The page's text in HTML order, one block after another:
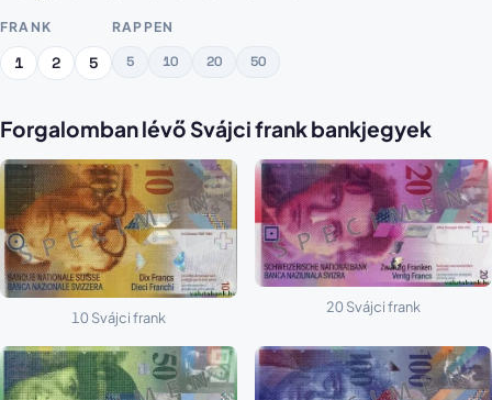
FRANK
1 2 5
RAPPEN
5 10 20 50
Forgalomban lévő Svájci frank bankjegyek
10 Svájci frank
20 Svájci frank